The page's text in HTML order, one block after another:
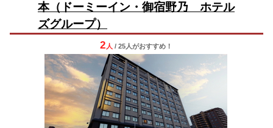
本（ドーミーイン・御宿野乃 ホテル
ズグループ）
2 人 / 25人がおすすめ！